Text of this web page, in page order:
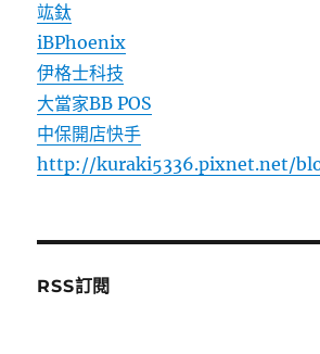
竑鈦
iBPhoenix
伊格士科技
大當家BB POS
中保開店快手
http://kuraki5336.pixnet.net/
RSS訂閱